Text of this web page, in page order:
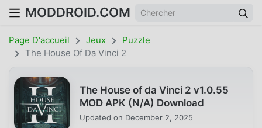
MODDROID.COM
Page D'accueil Jeux
Puzzle
The House Of Da Vinci 2
The House of da Vinci 2 v1.0.55
MOD APK (N/A) Download
Updated on December 2, 2025